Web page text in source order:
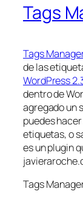
Tags
Tags
de las
WordPress
dentro de
agregado un
puedes
etiquetas, o
es un plugin
Tags